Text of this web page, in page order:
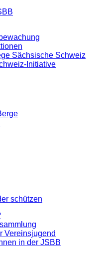
Sächsische Schweiz
Initiative
schützen
Vereinsjugend
in der JSBB